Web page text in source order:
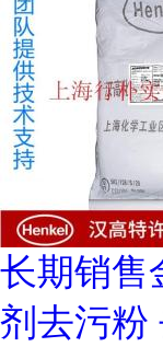
长期销售
剂去污粉